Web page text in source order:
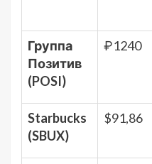
Группа
Позитив
(POSI)
₽1240
Starbucks
(SBUX)
$91,86